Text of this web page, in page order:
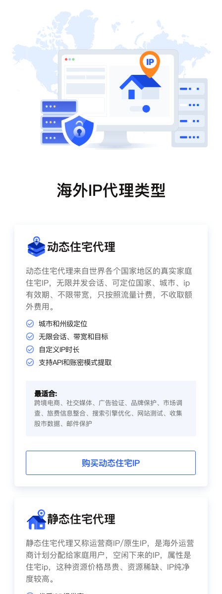
海外IP代理类型
动态住宅代理
动态住宅代理来自世界各个国家地区的真实家庭
住宅IP，无限并发会话、可定位国家、城市、ip
有效期、不限带宽，只按照流量计费，不收取额
外费用。
城市和州级定位
无限会话、带宽和目标
自定义IP时长
支持API和账密模式提取
最适合:
跨境电商、社交媒体、广告验证、品牌保护、市场调
查、旅费信息整合、搜索引擎优化、网站测试、收集
股市数据、邮件保护
购买动态住宅IP
静态住宅代理
静态住宅代理又称运营商IP/原生IP，是海外运营
商计划分配给家庭用户，空闲下来的IP，属性是
住宅ip，这种资源价格昂贵、资源稀缺、IP纯净
度较高。